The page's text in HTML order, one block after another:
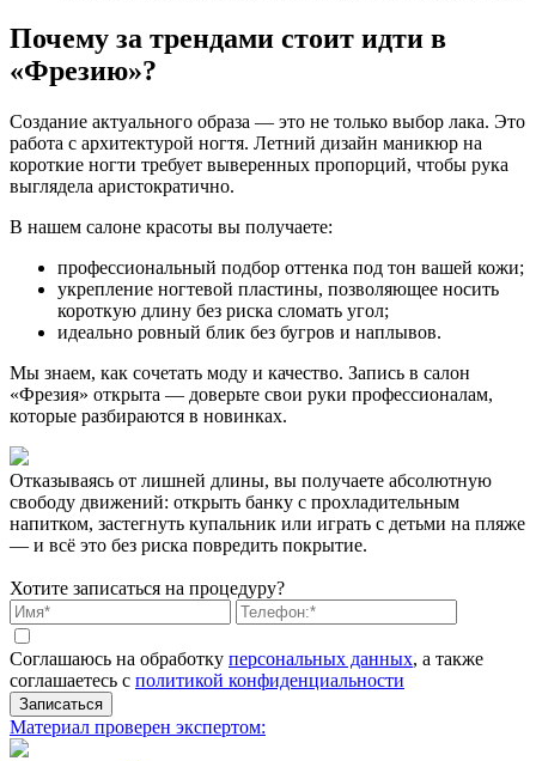
Почему за трендами стоит идти в
«Фрезию»?
Создание актуального образа — это не только выбор лака. Это
работа с архитектурой ногтя. Летний дизайн маникюр на
короткие ногти требует выверенных пропорций, чтобы рука
выглядела аристократично.
В нашем салоне красоты вы получаете:
профессиональный подбор оттенка под тон вашей кожи;
укрепление ногтевой пластины, позволяющее носить
короткую длину без риска сломать угол;
идеально ровный блик без бугров и наплывов.
Мы знаем, как сочетать моду и качество. Запись в салон
«Фрезия» открыта — доверьте свои руки профессионалам,
которые разбираются в новинках.
Отказываясь от лишней длины, вы получаете абсолютную
свободу движений: открыть банку с прохладительным
напитком, застегнуть купальник или играть с детьми на пляже
— и всё это без риска повредить покрытие.
Хотите записаться на процедуру?
Соглашаюсь на обработку персональных данных, а также
соглашаетесь c политикой конфиденциальности
Записаться
Материал проверен экспертом: